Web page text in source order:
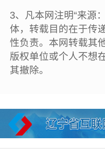
3、凡本网注明“来源
体，转载目的在于传
性负责。本网转载其
版权单位或个人不想
其撤除。